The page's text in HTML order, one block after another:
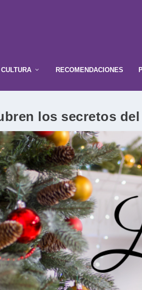
CULTURA RECOMENDACIONES
los secretos